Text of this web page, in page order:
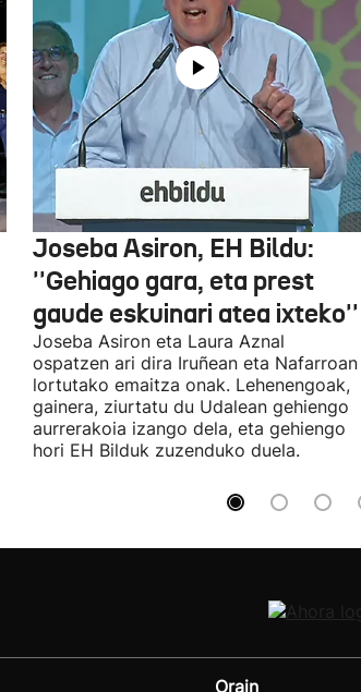
Joseba Asiron, EH Bildu:
''Gehiago gara, eta prest
gaude eskuinari atea ixteko''
Joseba Asiron eta Laura Aznal
ospatzen ari dira Iruñean eta Nafarroan
lortutako emaitza onak. Lehenengoak,
gainera, ziurtatu du Udalean gehiengo
aurrerakoia izango dela, eta gehiengo
hori EH Bilduk zuzenduko duela.
Orain